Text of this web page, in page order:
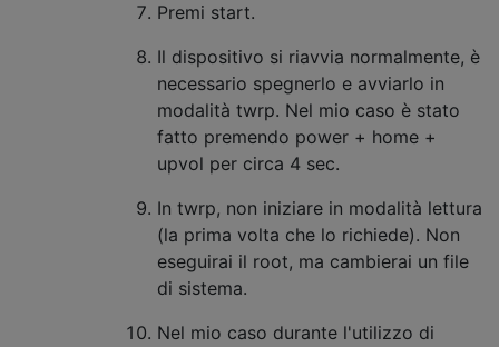
Premi start.
Il dispositivo si riavvia normalmente, è
necessario spegnerlo e avviarlo in
modalità twrp. Nel mio caso è stato
fatto premendo power + home +
upvol per circa 4 sec.
In twrp, non iniziare in modalità lettura
(la prima volta che lo richiede). Non
eseguirai il root, ma cambierai un file
di sistema.
Nel mio caso durante l'utilizzo di